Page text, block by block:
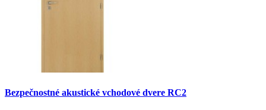
Bezpečnostné akustické vchodové dvere RC2